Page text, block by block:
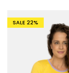
SALE 22%